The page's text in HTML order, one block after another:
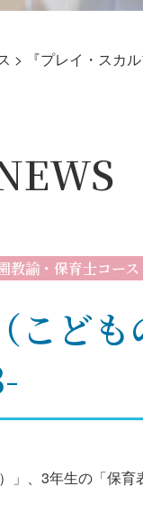
> 『プレイ・スカ
教諭・保育士コース
こど
、3年生の「保育